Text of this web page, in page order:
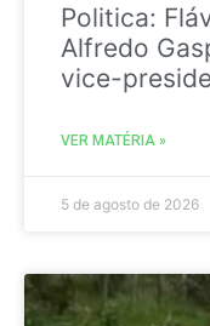
Politica:
Alfredo
vice-
VER MATÉRIA »
5 de agosto de 2026